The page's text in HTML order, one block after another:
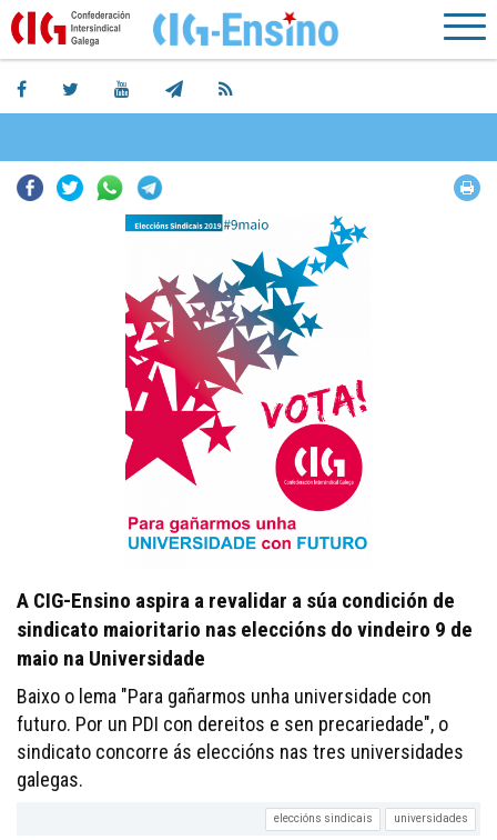
Facebook
TwitterWhatsapp
A CIG-Ensino aspira a revalidar a súa condición de
sindicato maioritario nas eleccións do vindeiro 9 de
maio na Universidade
Baixo o lema "Para gañarmos unha universidade con
futuro. Por un PDI con dereitos e sen precariedade", o
sindicato concorre ás eleccións nas tres universidades
galegas.
eleccións sindicais universidades